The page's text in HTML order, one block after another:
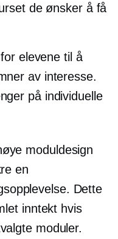
de ønsker å få
elevene til å
av interesse.
på individuelle
moduldesign
en
Dette
inntekt hvis
moduler.